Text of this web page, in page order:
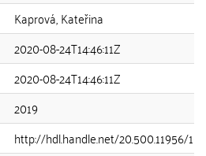
Kaprová, Kateřina
2020-08-24T14:46:11Z
2020-08-24T14:46:11Z
2019
http://hdl.handle.net/20.500.11956/